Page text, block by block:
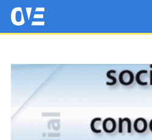
Saltar al contenido principal
OtrasVocesenEducacion.org